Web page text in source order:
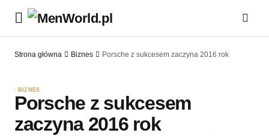
Strona główna Biznes Porsche z sukcesem zaczyna 2016 rok
BIZNES
Porsche z sukcesem
zaczyna 2016 rok